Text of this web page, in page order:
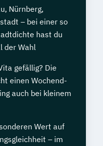
Manager*in
Nürnberg,
– bei einer so
hast du
der Wahl
gefällig? Die
einen Wochend-
auch bei kleinem
Wert auf
– im